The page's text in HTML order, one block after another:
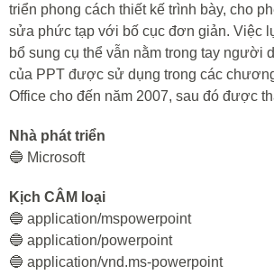
triển phong cách thiết kế trình bày, cho
sửa phức tạp với bố cục đơn giản. Việc
bổ sung cụ thể vẫn nằm trong tay người
của PPT được sử dụng trong các
Office cho đến năm 2007, sau đó được
Nhà phát triển
🔵 Microsoft
Kịch CÂM loại
🔵 application/mspowerpoint
🔵 application/powerpoint
🔵 application/vnd.ms-powerpoint